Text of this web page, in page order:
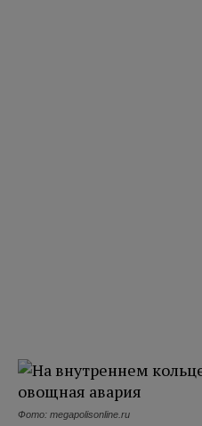
Фото: megapolisonline.ru